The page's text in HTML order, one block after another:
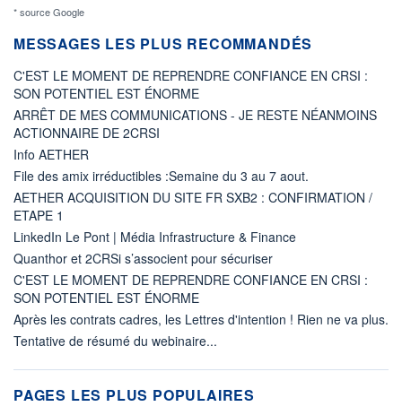
* source Google
MESSAGES LES PLUS RECOMMANDÉS
C'EST LE MOMENT DE REPRENDRE CONFIANCE EN CRSI :
SON POTENTIEL EST ÉNORME
ARRÊT DE MES COMMUNICATIONS - JE RESTE NÉANMOINS
ACTIONNAIRE DE 2CRSI
Info AETHER
File des amix irréductibles :Semaine du 3 au 7 aout.
AETHER ACQUISITION DU SITE FR SXB2 : CONFIRMATION /
ETAPE 1
LinkedIn Le Pont | Média Infrastructure & Finance
Quanthor et 2CRSi s’associent pour sécuriser
C'EST LE MOMENT DE REPRENDRE CONFIANCE EN CRSI :
SON POTENTIEL EST ÉNORME
Après les contrats cadres, les Lettres d'intention ! Rien ne va plus.
Tentative de résumé du webinaire...
PAGES LES PLUS POPULAIRES